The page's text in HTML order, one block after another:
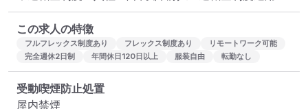
この求人の特徴
フルフレックス制度あり フレックス制度あり
リモートワーク可能
完全週休2日制
年間休日120日以上 服装自由 転勤なし
受動喫煙防止処置
屋内禁煙